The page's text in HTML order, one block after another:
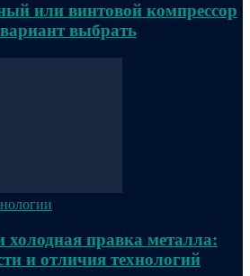
или винтовой компрессор
выбрать
холодная правка металла:
и отличия технологий